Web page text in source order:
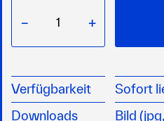
− +
Verfügbarkeit
Sofort
Downloads
Bild